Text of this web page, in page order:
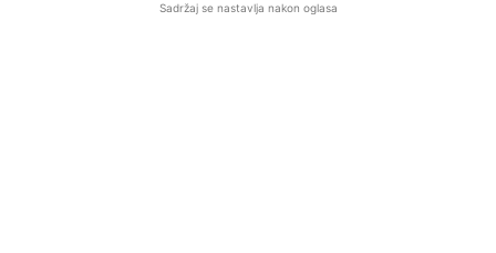
Sadržaj se nastavlja nakon oglasa